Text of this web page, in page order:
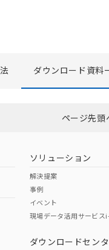
選択したファイルを
ダウンロード資料
ページ先頭
ソリューション
解決提案
事例
イベント
現場データ活用サービス
ダウンロードセンタ